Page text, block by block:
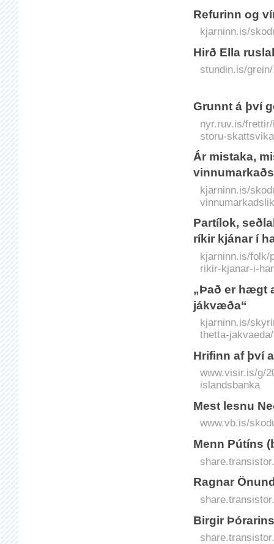
Refurinn og
kjarninn.is/
Hirð Ella
stundin.is/
Grunnt á því
nyr.ruv.is/
storu-
Ár mistaka,
kjarninn.is/
Partílok,
ríkir kjánar í
kjarninn.is/folk/
rikir-kjanar-i-
„Það er hægt
jákvæða“
kjarninn.is/
thetta-jakvaeda/
Hrifinn af því
www.visir.is/g/
islandsbanka
Mest lesnu
www.vb.is/
Menn Pútíns
Ragnar
Birgir